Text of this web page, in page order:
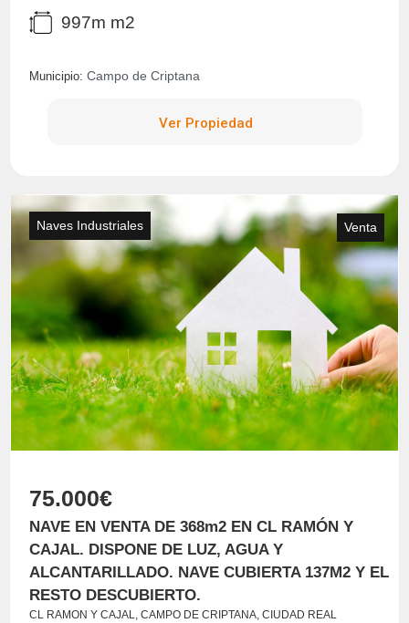
997m m2
Municipio: Campo de Criptana
Ver Propiedad
Naves Industriales Venta
75.000€
NAVE EN VENTA DE 368m2 EN CL RAMÓN Y
CAJAL. DISPONE DE LUZ, AGUA Y
ALCANTARILLADO. NAVE CUBIERTA 137M2 Y EL
RESTO DESCUBIERTO.
CL RAMON Y CAJAL, CAMPO DE CRIPTANA, CIUDAD REAL